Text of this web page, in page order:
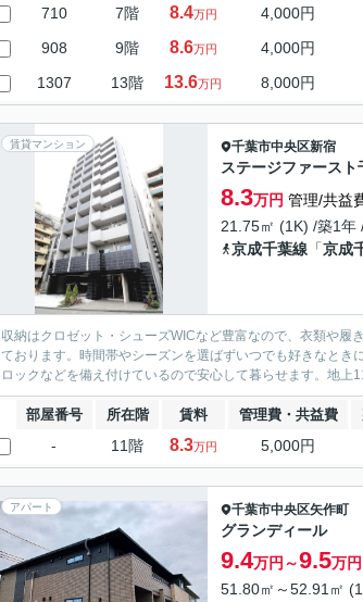
710 7階 8.4万円 4,000円
908 9階 8.6万円 4,000円
1307 13階 13.6万円 8,000円
賃貸マンション 千葉市中央区新宿
ステージファースト
8.3万円 管理/共益
21.75㎡ (1K) /築1年
京成千葉線 「京成
収納はクロゼット・シューズWICなど豊富なので、衣類や履
ております。時間帯やシーズンを選ばずいつでも好きなとき
ロックなどを備え付けているので安心して暮らせます。地
部屋番号 所在階 賃料 管理費・共益費
- 11階 8.3万円 5,000円
アパート 千葉市中央区矢作町
グランディール
9.4万円～9.5万円
51.80㎡～52.91㎡